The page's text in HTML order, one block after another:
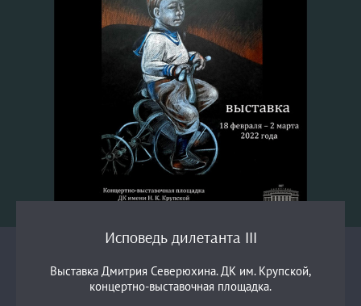
Исповедь дилетанта III
Выставка Дмитрия Северюхина. ДК им. Крупской,
концертно-выставочная площадка.